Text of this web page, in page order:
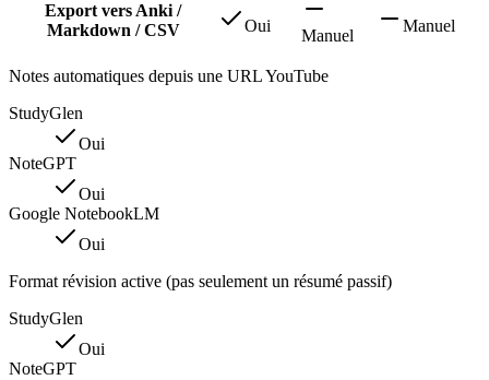
Export vers Anki /
Markdown / CSV
Oui
Manuel
Manuel
Notes automatiques depuis une URL YouTube
StudyGlen
Oui
NoteGPT
Oui
Google NotebookLM
Oui
Format révision active (pas seulement un résumé passif)
StudyGlen
Oui
NoteGPT